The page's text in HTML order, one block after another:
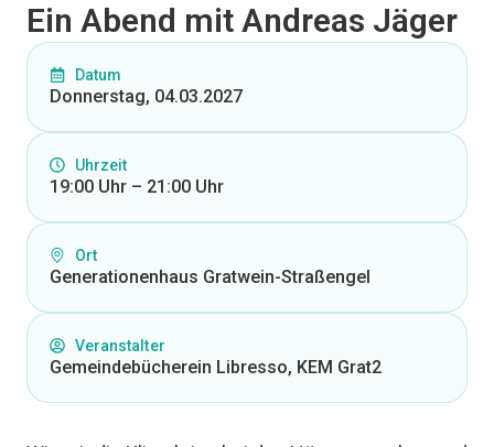
Ein Abend mit Andreas Jäger
Datum
Donnerstag, 04.03.2027
Uhrzeit
19:00 Uhr – 21:00 Uhr
Ort
Generationenhaus Gratwein-Straßengel
Veranstalter
Gemeindebücherein Libresso, KEM Grat2